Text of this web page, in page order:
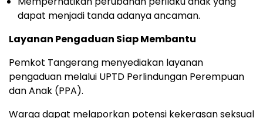
dapat menjadi tanda adanya ancaman.
Layanan Pengaduan Siap Membantu
Pemkot Tangerang menyediakan layanan
pengaduan melalui UPTD Perlindungan Perempuan
dan Anak (PPA).
Warga dapat melaporkan potensi kekerasan seksual